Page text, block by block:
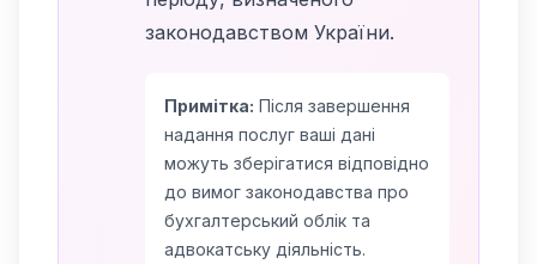
законодавством України.
Примітка: Після завершення
надання послуг ваші дані
можуть зберігатися відповідно
до вимог законодавства про
бухгалтерський облік та
адвокатську діяльність.